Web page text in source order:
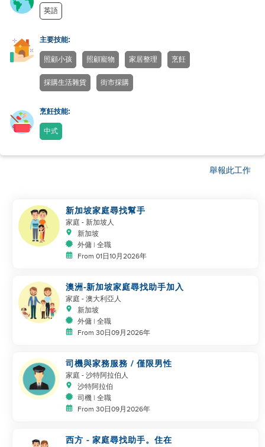
英語
主要技能:
照顧小孩 照顧寵物 家居整理 烹飪
採購生活雜貨 街市採購
烹飪技能:
中式
舉報此工作
新加坡家庭尋找幫手
家庭 - 新加坡人
新加坡
外傭 | 全職
From 01日10月2026年
澳洲-新加坡家庭尋找助手加入
家庭 - 澳大利亞人
新加坡
外傭 | 全職
From 30日09月2026年
司機與家務服務 / 僅限男性
家庭 - 沙特阿拉伯人
沙特阿拉伯
司機 | 全職
From 30日09月2026年
西方 - 家庭尋找助手。住在